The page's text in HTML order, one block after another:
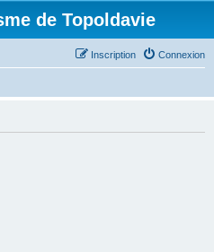
de Topoldavie
Connexion
Inscription